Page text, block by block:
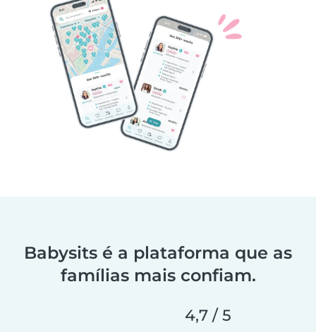
Babysits é a plataforma que as
famílias mais confiam.
4,7 / 5